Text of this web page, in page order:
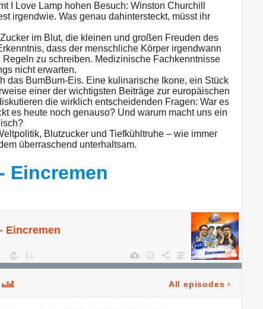
I Love Lamp hohen Besuch: Winston Churchill
irgendwie. Was genau dahintersteckt, müsst ihr
im Blut, die kleinen und großen Freuden des
dass der menschliche Körper irgendwann
zu schreiben. Medizinische Fachkenntnisse
nicht erwarten.
das BumBum-Eis. Eine kulinarische Ikone, ein Stück
einer der wichtigsten Beiträge zur europäischen
die wirklich entscheidenden Fragen: War es
es heute noch genauso? Und warum macht uns ein
Blutzucker und Tiefkühltruhe – wie immer
überraschend unterhaltsam.
Eincremen
Eincremen
All episodes ›